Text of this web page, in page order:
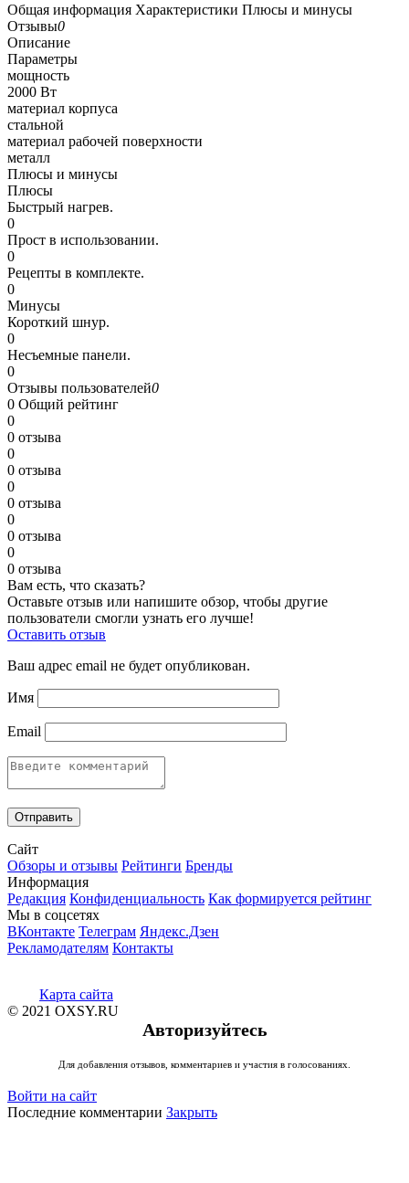
Общая информация Характеристики Плюсы и минусы
Отзывы0
Описание
Параметры
мощность
2000 Вт
материал корпуса
стальной
материал рабочей поверхности
металл
Плюсы и минусы
Плюсы
Быстрый нагрев.
0
Прост в использовании.
0
Рецепты в комплекте.
0
Минусы
Короткий шнур.
0
Несъемные панели.
0
Отзывы пользователей0
0 Общий рейтинг
0
0 отзыва
0
0 отзыва
0
0 отзыва
0
0 отзыва
0
0 отзыва
Вам есть, что сказать?
Оставьте отзыв или напишите обзор, чтобы другие
пользователи смогли узнать его лучше!
Оставить отзыв
Ваш адрес email не будет опубликован.
Имя
Email
Сайт
Обзоры и отзывы Рейтинги Бренды
Информация
Редакция Конфиденциальность Как формируется рейтинг
Мы в соцсетях
ВКонтакте Телеграм Яндекс.Дзен
Рекламодателям Контакты
Карта сайта
© 2021 OXSY.RU
Авторизуйтесь
Для добавления отзывов, комментариев и участия в голосованиях.
Войти на сайт
Последние комментарии Закрыть